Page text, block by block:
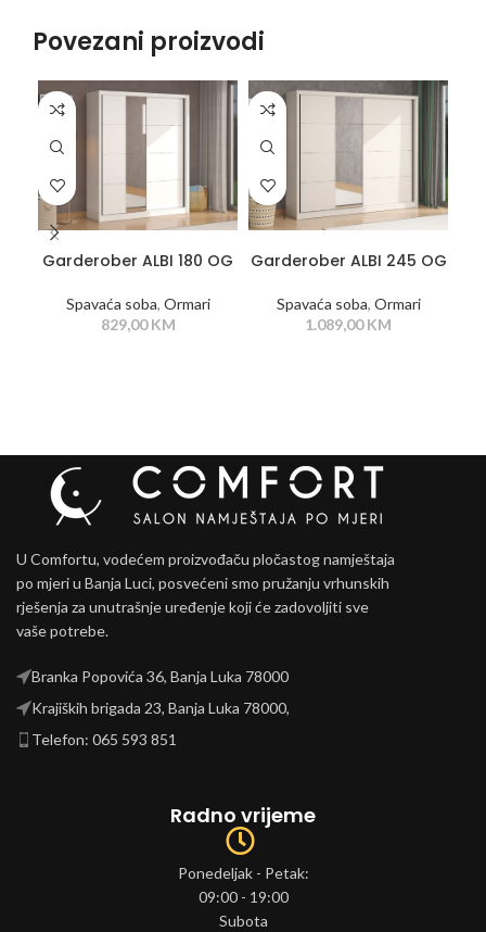
Povezani proizvodi
Garderober ALBI 180 OG
Spavaća soba, Ormari
829,00KM
Garderober ALBI 245 OG
Spavaća soba, Ormari
1.089,00KM
U Comfortu, vodećem proizvođaču pločastog namještaja
po mjeri u Banja Luci, posvećeni smo pružanju vrhunskih
rješenja za unutrašnje uređenje koji će zadovoljiti sve
vaše potrebe.
Branka Popovića 36, Banja Luka 78000
Krajiških brigada 23, Banja Luka 78000,
Telefon: 065 593 851
Radno vrijeme
Ponedeljak - Petak:
09:00 - 19:00
Subota